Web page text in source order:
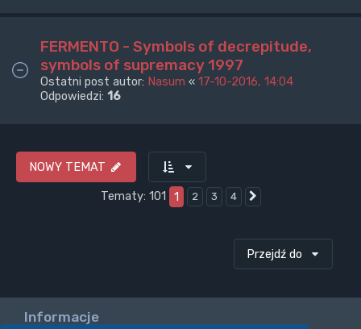
FERMENTO - Symbols of decrepitude,
symbols of supremacy 1997
Ostatni post autor: Nasum « 17-10-2016, 14:04
Odpowiedzi: 16
NOWY TEMAT
Tematy: 101
1 2 3 4
Przejdź do
Informacje